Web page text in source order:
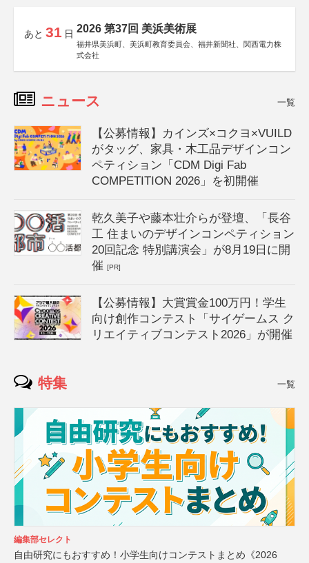
あと 31 日 2026 第37回 美浜美術展
福井県美浜町、美浜町教育委員会、福井新聞社、関西電力株
式会社
ニュース 一覧
【公募情報】カインズ×コクヨ×VUILD
がタッグ、家具・木工品デザインコン
ペティション「CDM Digi Fab
COMPETITION 2026」を初開催
乾久美子や藤本壮介らが登壇、「長谷
工 住まいのデザインコンペティション
20回記念 特別講演会」が8月19日に開
催[PR]
【公募情報】大賞賞金100万円！学生
向け創作コンテスト「サイゲームス ク
リエイティブコンテスト2026」が開催
特集 一覧
編集部セレクト
自由研究にもおすすめ！小学生向けコンテストまとめ《2026